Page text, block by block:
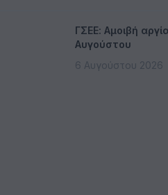
ΓΣΕΕ: Αμοιβή
Αυγούστου
6 Αυγούστου 2026